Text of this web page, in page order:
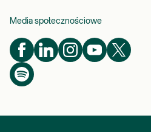
Media społecznościowe